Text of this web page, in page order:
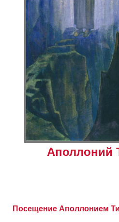
Аполлоний
Посещение Аполлонием